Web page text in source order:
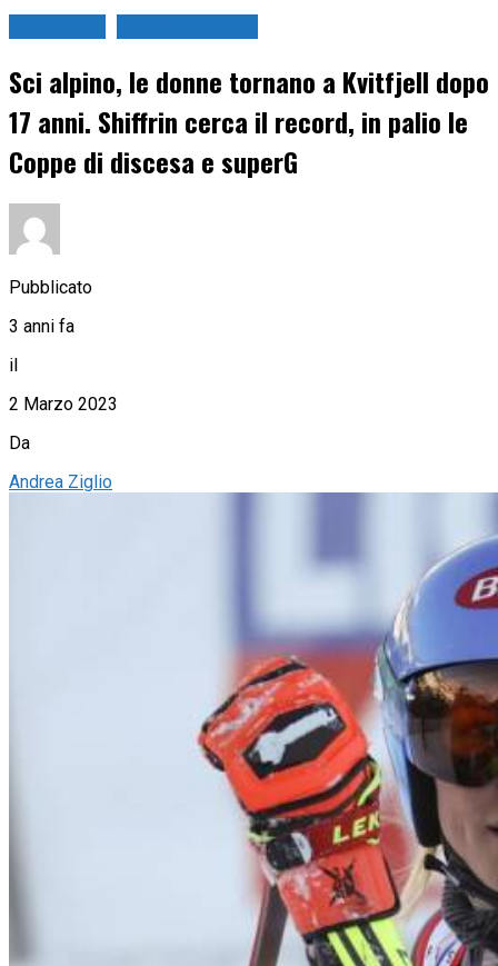
Sci alpino, le donne tornano a Kvitfjell dopo
17 anni. Shiffrin cerca il record, in palio le
Coppe di discesa e superG
Pubblicato
3 anni fa
il
2 Marzo 2023
Da
Andrea Ziglio